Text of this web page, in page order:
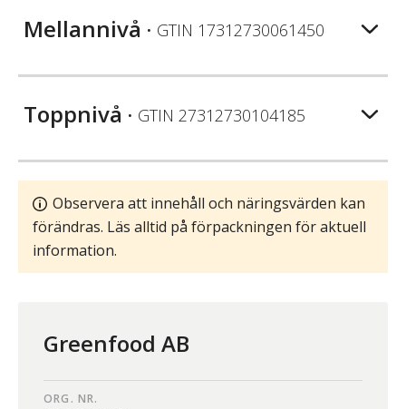
Mellannivå • GTIN 17312730061450
Toppnivå • GTIN 27312730104185
Observera att innehåll och näringsvärden kan
förändras. Läs alltid på förpackningen för aktuell
information.
Greenfood AB
ORG. NR.